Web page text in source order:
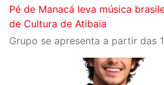
Pé de Manacá leva música
de Cultura de Atibaia